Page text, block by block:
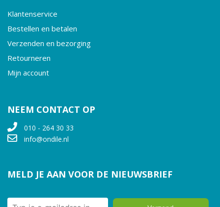
Klantenservice
Bestellen en betalen
Verzenden en bezorging
Retourneren
Mijn account
NEEM CONTACT OP
010 - 264 30 33
info@ondile.nl
MELD JE AAN VOOR DE NIEUWSBRIEF